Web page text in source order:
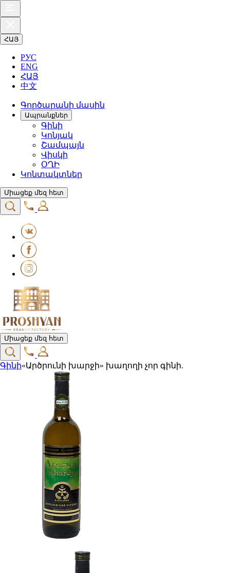
ՀԱՅ
РУС
ENG
ՀԱՅ
中文
Գործարանի մասին
Ապրանքներ
Գինի
Կոնյակ
Շամպայն
Վիսկի
ՕՂԻ
Կոնտակտներ
Միացեք մեզ հետ
Միացեք մեզ հետ
Գինի«Արծրունի խարջի» խաղողի չոր գինի.